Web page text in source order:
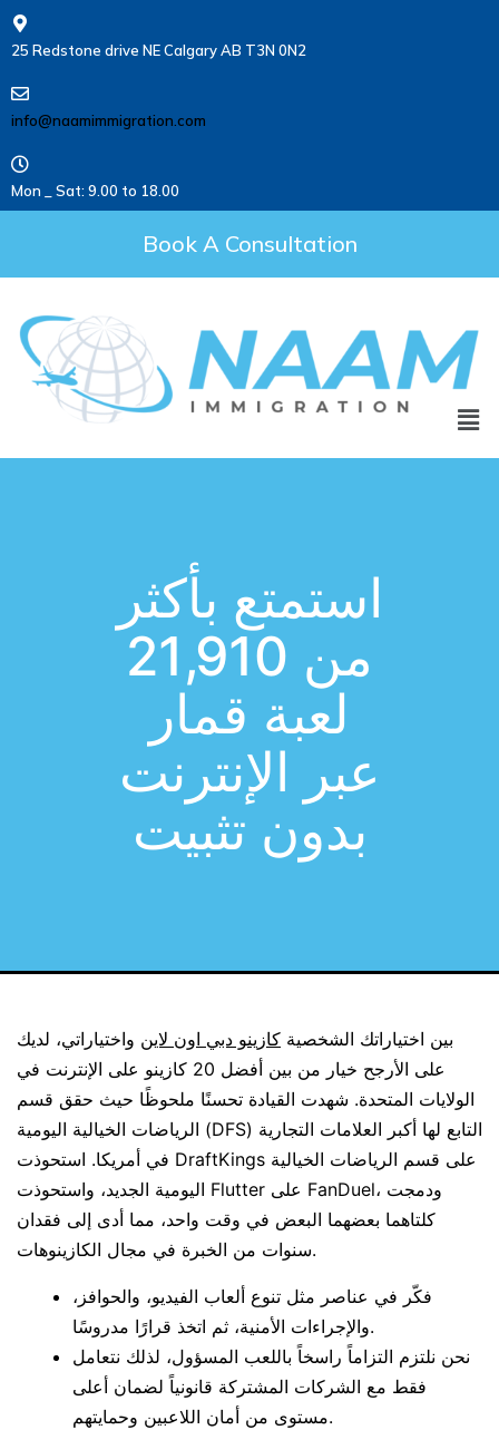
25 Redstone drive NE Calgary AB T3N 0N2
info@naamimmigration.com
Mon _ Sat: 9.00 to 18.00
Book A Consultation
استمتع بأكثر
من 21,910
لعبة قمار
عبر الإنترنت
بدون تثبيت
بين اختياراتك الشخصية كازينو دبي اون لاين واختياراتي، لديك
على الأرجح خيار من بين أفضل 20 كازينو على الإنترنت في
الولايات المتحدة. شهدت القيادة تحسنًا ملحوظًا حيث حقق قسم
الرياضات الخيالية اليومية (DFS) التابع لها أكبر العلامات التجارية
في أمريكا. استحوذت DraftKings على قسم الرياضات الخيالية
اليومية الجديد، واستحوذت Flutter على FanDuel، ودمجت
كلتاهما بعضهما البعض في وقت واحد، مما أدى إلى فقدان
سنوات من الخبرة في مجال الكازينوهات.
فكّر في عناصر مثل تنوع ألعاب الفيديو، والحوافز،
والإجراءات الأمنية، ثم اتخذ قرارًا مدروسًا.
نحن نلتزم التزاماً راسخاً باللعب المسؤول، لذلك نتعامل
فقط مع الشركات المشتركة قانونياً لضمان أعلى
مستوى من أمان اللاعبين وحمايتهم.